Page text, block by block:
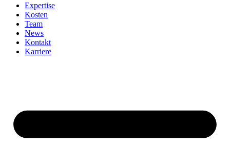
Expertise
Kosten
Team
News
Kontakt
Karriere